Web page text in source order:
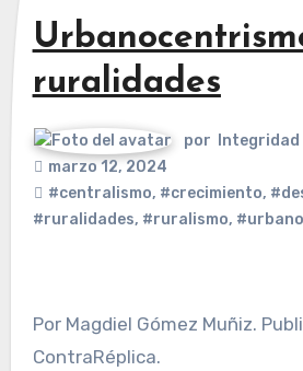
ruralidades
por
Integridad
marzo 12, 2024
#centralismo, #crecimiento,
#ruralidades, #ruralismo,
Por Magdiel Gómez Muñiz. Publicado en
ContraRéplica.